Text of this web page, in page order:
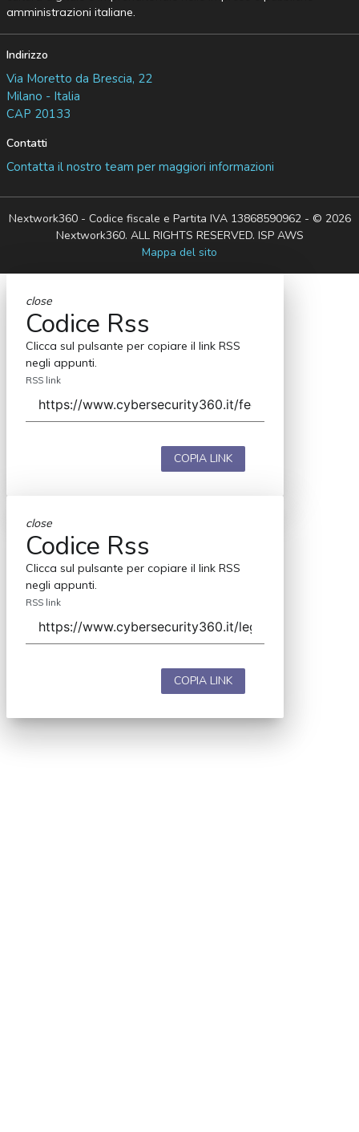
amministrazioni italiane.
Indirizzo
Via Moretto da Brescia, 22
Milano - Italia
CAP 20133
Contatti
Contatta il nostro team per maggiori informazioni
Nextwork360 - Codice fiscale e Partita IVA 13868590962 - © 2026
Nextwork360. ALL RIGHTS RESERVED. ISP AWS
Mappa del sito
close
Codice Rss
Clicca sul pulsante per copiare il link RSS
negli appunti.
RSS link
COPIA LINK
close
Codice Rss
Clicca sul pulsante per copiare il link RSS
negli appunti.
RSS link
COPIA LINK